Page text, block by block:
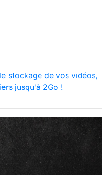
stockage de vos vidéos,
jusqu'à 2Go !